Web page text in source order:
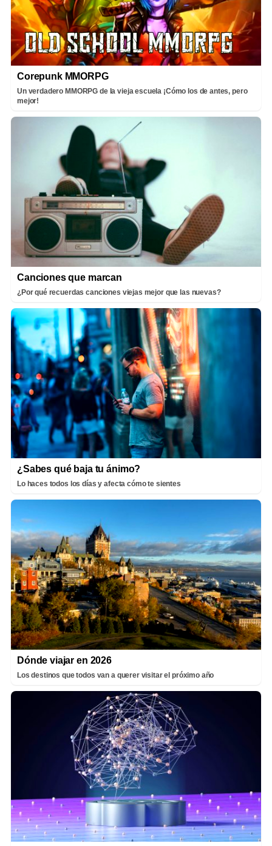
Corepunk MMORPG
Un verdadero MMORPG de la vieja escuela ¡Cómo los de antes, pero
mejor!
Canciones que marcan
¿Por qué recuerdas canciones viejas mejor que las nuevas?
¿Sabes qué baja tu ánimo?
Lo haces todos los días y afecta cómo te sientes
Dónde viajar en 2026
Los destinos que todos van a querer visitar el próximo año